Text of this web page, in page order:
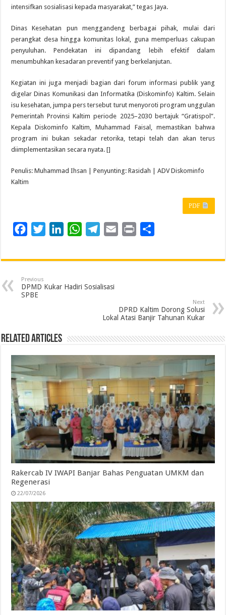
intensifkan sosialisasi kepada masyarakat,” tegas Jaya.
Dinas Kesehatan pun menggandeng berbagai pihak, mulai dari
perangkat desa hingga komunitas lokal, guna memperluas cakupan
penyuluhan. Pendekatan ini dipandang lebih efektif dalam
menumbuhkan kesadaran preventif yang berkelanjutan.
Kegiatan ini juga menjadi bagian dari forum informasi publik yang
digelar Dinas Komunikasi dan Informatika (Diskominfo) Kaltim. Selain
isu kesehatan, jumpa pers tersebut turut menyoroti program unggulan
Pemerintah Provinsi Kaltim periode 2025–2030 bertajuk “Gratispol”.
Kepala Diskominfo Kaltim, Muhammad Faisal, memastikan bahwa
program ini bukan sekadar retorika, tetapi telah dan akan terus
diimplementasikan secara nyata. []
Penulis: Muhammad Ihsan | Penyunting: Rasidah | ADV Diskominfo
Kaltim
PDF
c
b
o
i
t
n
e
W
a
s
l
g
a
a
i
a
Previous
DPMD Kukar Hadiri Sosialisasi
SPBE
Next
DPRD Kaltim Dorong Solusi
Lokal Atasi Banjir Tahunan Kukar
Related Articles
Rakercab IV IWAPI Banjar Bahas Penguatan UMKM dan
Regenerasi
22/07/2026